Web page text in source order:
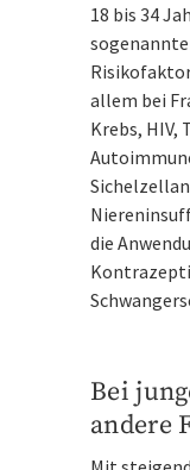
18 bis 34
allem bei
Krebs,
die
Bei
andere